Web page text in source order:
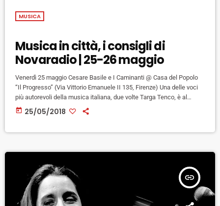
MUSICA
Musica in città, i consigli di
Novaradio | 25-26 maggio
Venerdì 25 maggio Cesare Basile e I Caminanti @ Casa del Popolo
“Il Progresso” (Via Vittorio Emanuele II 135, Firenze) Una delle voci
più autorevoli della musica italiana, due volte Targa Tenco, è al
Progresso con il nuovo album “U fujutu su nesci chi fa?” per un
concerto che prepara il cantautore siciliano all’esibizione all’interno
today 25/05/2018
insert_link